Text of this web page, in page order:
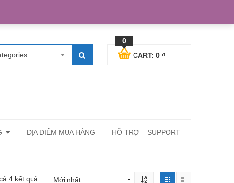
Register
0
CART: 0 ₫
ĐỊA ĐIỂM MUA HÀNG HỖ TRỢ – SUPPORT
4 kết quả